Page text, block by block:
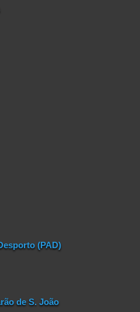
(PAD)
de S. João